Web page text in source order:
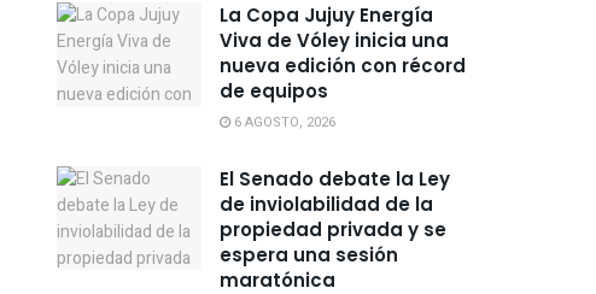
La Copa Jujuy Energía
Viva de Vóley inicia una
nueva edición con récord
de equipos
6 AGOSTO, 2026
El Senado debate la Ley
de inviolabilidad de la
propiedad privada y se
espera una sesión
maratónica